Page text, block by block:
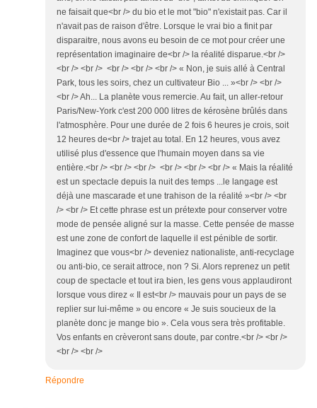
ne faisait que<br /> du bio et le mot "bio" n'existait pas. Car il
n'avait pas de raison d'être. Lorsque le vrai bio a finit par
disparaitre, nous avons eu besoin de ce mot pour créer une
représentation imaginaire de<br /> la réalité disparue.<br />
<br /> <br /> <br /> <br /> <br /> « Non, je suis allé à Central
Park, tous les soirs, chez un cultivateur Bio ... »<br /> <br />
<br /> Ah... La planète vous remercie. Au fait, un aller-retour
Paris/New-York c'est 200 000 litres de kérosène brûlés dans
l'atmosphère. Pour une durée de 2 fois 6 heures je crois, soit
12 heures de<br /> trajet au total. En 12 heures, vous avez
utilisé plus d'essence que l'humain moyen dans sa vie
entière.<br /> <br /> <br /> <br /> <br /> <br /> « Mais la réalité
est un spectacle depuis la nuit des temps ...le langage est
déjà une mascarade et une trahison de la réalité »<br /> <br
/> <br /> Et cette phrase est un prétexte pour conserver votre
mode de pensée aligné sur la masse. Cette pensée de masse
est une zone de confort de laquelle il est pénible de sortir.
Imaginez que vous<br /> deveniez nationaliste, anti-recyclage
ou anti-bio, ce serait attroce, non ? Si. Alors reprenez un petit
coup de spectacle et tout ira bien, les gens vous applaudiront
lorsque vous direz « Il est<br /> mauvais pour un pays de se
replier sur lui-même » ou encore « Je suis soucieux de la
planète donc je mange bio ». Cela vous sera très profitable.
Vos enfants en crèveront sans doute, par contre.<br /> <br />
<br /> <br />
Répondre